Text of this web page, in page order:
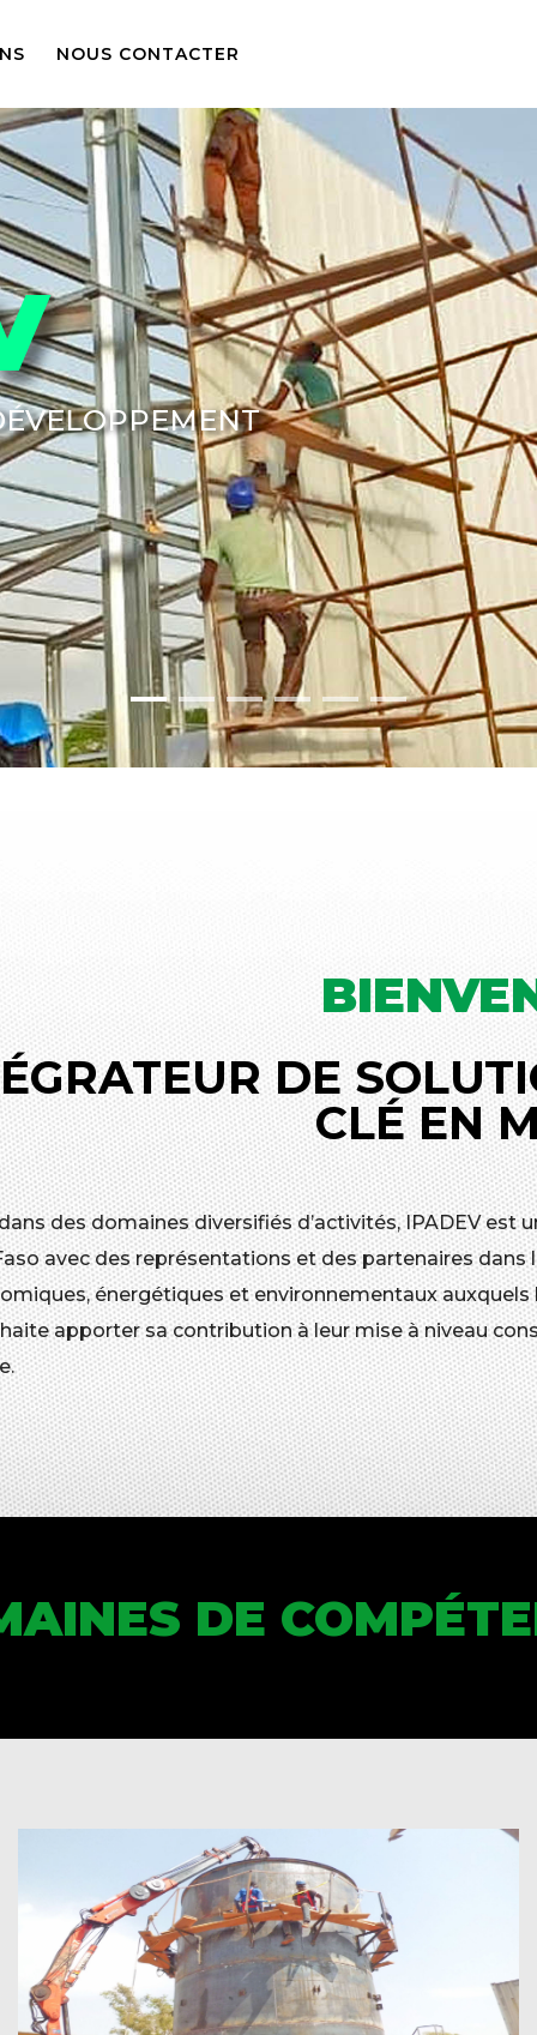
NOUS CONTACTER
DE
CLÉ EN
des domaines diversifiés d’activités, IPADEV
avec des représentations et des partenaires
énergétiques et environnementaux
apporter sa contribution à leur mise à niveau
DE